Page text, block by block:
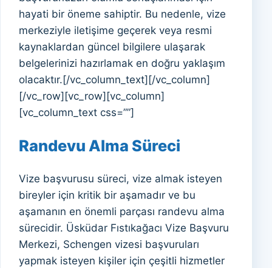
hayati bir öneme sahiptir. Bu nedenle, vize
merkeziyle iletişime geçerek veya resmi
kaynaklardan güncel bilgilere ulaşarak
belgelerinizi hazırlamak en doğru yaklaşım
olacaktır.[/vc_column_text][/vc_column]
[/vc_row][vc_row][vc_column]
[vc_column_text css=””]
Randevu Alma Süreci
Vize başvurusu süreci, vize almak isteyen
bireyler için kritik bir aşamadır ve bu
aşamanın en önemli parçası randevu alma
sürecidir. Üsküdar Fıstıkağacı Vize Başvuru
Merkezi, Schengen vizesi başvuruları
yapmak isteyen kişiler için çeşitli hizmetler